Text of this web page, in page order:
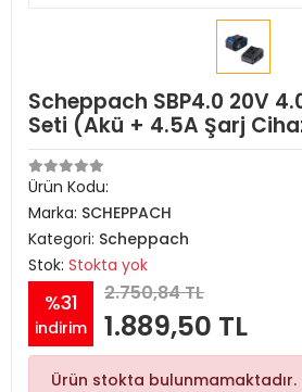
Scheppach SBP4.0 20V
Seti (Akü + 4.5A Şarj
Ürün Kodu:
Marka: SCHEPPACH
Kategori: Scheppach
Stok: Stokta yok
%31
indirim
2.750,84 TL
1.889,50 TL
Ürün stokta bulunmamaktadır.